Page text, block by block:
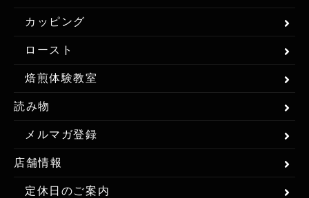
カッピング
ロースト
焙煎体験教室
読み物
メルマガ登録
店舗情報
定休日のご案内